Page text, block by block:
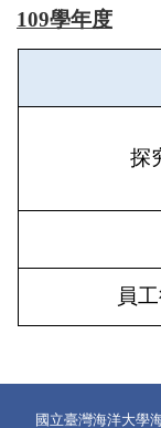
109學年度
探
員
國立臺灣海洋大學